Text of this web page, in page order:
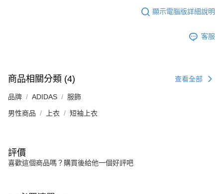
顯示電腦版詳細說明
客服
商品相關分類 (4) 查看全部
品牌 ADIDAS 服飾
男性商品 上衣 短袖上衣
評價
喜歡這個商品嗎？購買後給他一個好評吧